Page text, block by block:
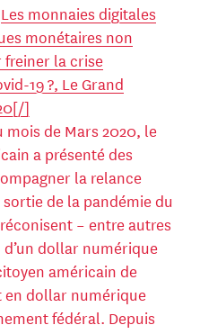
Les monnaies digitales
monétaires non
la crise
19 ?, Le Grand
]
mois de Mars 2020, le
a présenté des
la relance
de la pandémie du
– entre autres
dollar numérique
américain de
en dollar numérique
fédéral. Depuis